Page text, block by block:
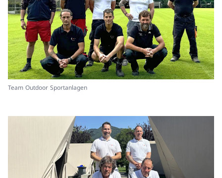
Team Outdoor Sportanlagen